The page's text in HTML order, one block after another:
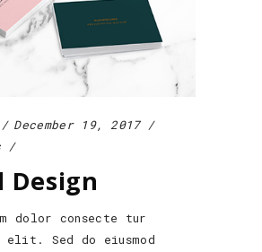
December 19, 2017
Design
dolor consecte tur
elit. Sed do eiusmod